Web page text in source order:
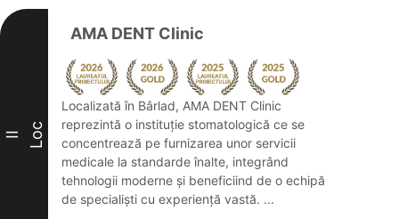
II Loc
AMA DENT Clinic
Localizată în Bârlad, AMA DENT Clinic
reprezintă o instituție stomatologică ce se
concentrează pe furnizarea unor servicii
medicale la standarde înalte, integrând
tehnologii moderne și beneficiind de o echipă
de specialiști cu experiență vastă. ...